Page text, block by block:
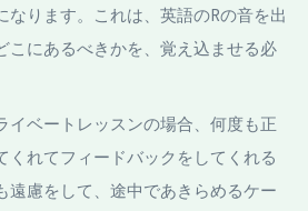
なります。これは、英語のRの音を出
こにあるべきかを、覚え込ませる必
イベートレッスンの場合、何度も正
くれてフィードバックをしてくれる
遠慮をして、途中であきらめるケー